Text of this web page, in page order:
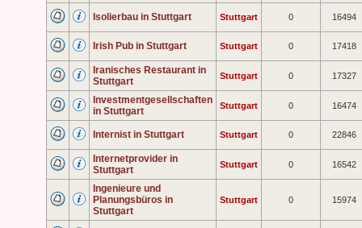
Isolierbau in Stuttgart Stuttgart 0 16494
Irish Pub in Stuttgart Stuttgart 0 17418
Iranisches Restaurant in
Stuttgart
Stuttgart 0 17327
Investmentgesellschaften
in Stuttgart
Stuttgart 0 16474
Internist in Stuttgart Stuttgart 0 22846
Internetprovider in
Stuttgart
Stuttgart 0 16542
Ingenieure und
Planungsbüros in
Stuttgart
Stuttgart 0 15974